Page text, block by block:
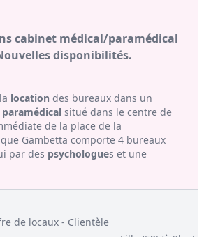
cabinet médical/paramédical
disponibilités.
location des bureaux dans un
paramédical situé dans le centre de
de la place de la
Gambetta comporte 4 bureaux
par des psychologues et une
de locaux - Clientèle